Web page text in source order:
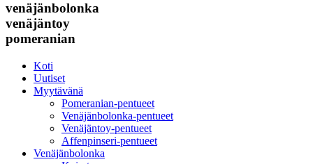
venäjänbolonka
venäjäntoy
pomeranian
Koti
Uutiset
Myytävänä
Pomeranian-pentueet
Venäjänbolonka-pentueet
Venäjäntoy-pentueet
Affenpinseri-pentueet
Venäjänbolonka